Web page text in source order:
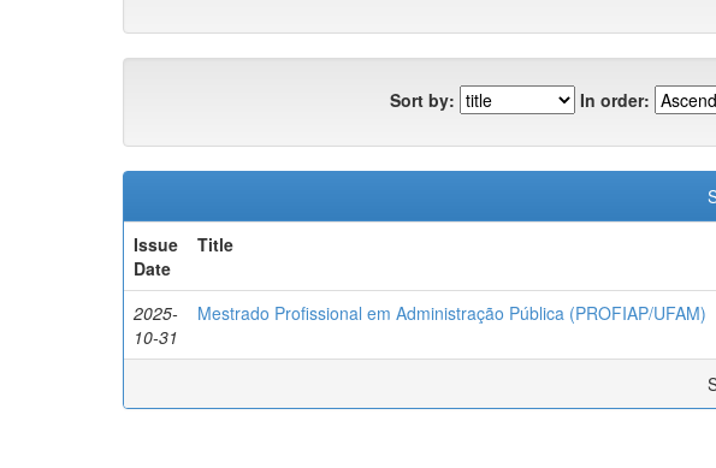
Sort by: In order:
Issue
Date
Title
2025-
10-31
Mestrado Profissional em Administração Pública (PROFIAP/UFAM)